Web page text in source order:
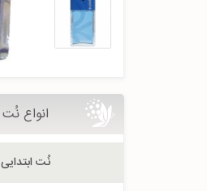
انواع نُت
نُت ابتدایی